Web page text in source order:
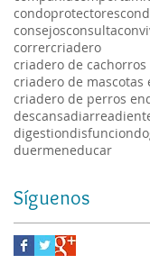
condoprotectores
consejosconsulta
corrercriadero
criadero de cachorros
criadero de mascotas
criadero de perros en
descansadiarrea
digestiondisfuncion
duermeneducar
Síguenos